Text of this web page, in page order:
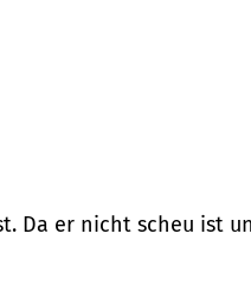
Da er nicht scheu ist